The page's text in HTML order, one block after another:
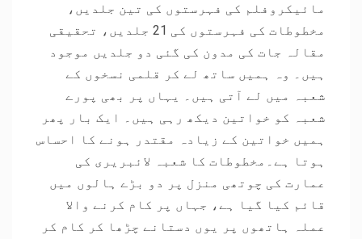
مائیکروفلم کی فہرستوں کی تین جلدیں،
مخطوطات کی فہرستوں کی 21 جلدیں، تحقیقی
مقالہ جات کی مدون کی گئی دو جلدیں موجود
ہیں۔ وہ ہمیں ساتھ لے کر قلمی نسخوں کے
شعبہ میں لے آتی ہیں۔ یہاں پر بھی پورے
شعبہ کو خواتین دیکھ رہی ہیں۔ ایک بار پھر
ہمیں خواتین کے زیادہ مقتدر ہونے کا احساس
ہوتا ہے۔مخطوطات کا شعبہ لائبریری کی
عمارت کی چوتھی منزل پر دو بڑے ہالوں میں
قائم کیا گیا ہے، جہاں پر کام کرنے والا
عملہ ہاتھوں پر یوں دستانے چڑھا کر کام کر